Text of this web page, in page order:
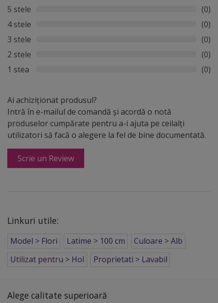
5 stele
(0)
4 stele
(0)
3 stele
(0)
2 stele
(0)
1 stea
(0)
Ai achiziționat produsul?
Intră în e-mailul de comandă și acordă o notă
produselor cumpărate pentru a-i ajuta pe ceilalți
utilizatori să facă o alegere la fel de bine documentată.
Scrie un Review
Linkuri utile:
Model > Flori Latime > 100 cm
Culoare > Alb
Utilizat pentru > Hol
Proprietati > Lavabil
Alege calitate superioară